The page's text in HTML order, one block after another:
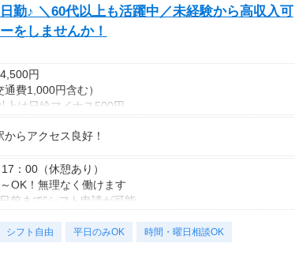
勤♪ ＼60代以上も活躍中／未経験から高収入可
をしませんか！
円
通費1,000円含む）
上は日給マイナス500円
2級以上の資格をお持ちの方は
円
通費1,000円含む）
は日給マイナス1,000円
からアクセス良好！
：00（休憩あり）
OK！無理なく働けます
前まで”シフト申請が可能
数のご相談もお気軽に！～
シフト自由 平日のみOK 時間・曜日相談OK